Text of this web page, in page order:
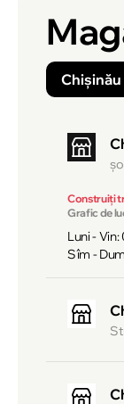
Chișinău
Construiți
Grafic de
Luni -
Sîm -